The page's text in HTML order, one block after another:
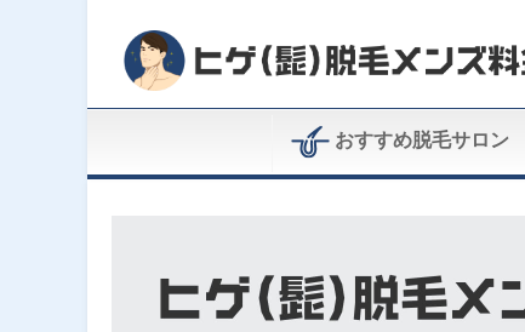
おすすめ脱毛サロン